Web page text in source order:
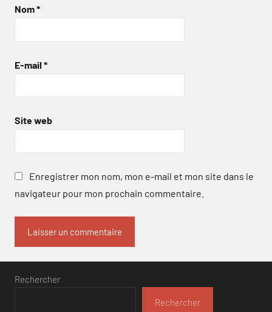
Nom*
E-mail *
Site web
Enregistrer mon nom, mon e-mail et mon site dans le
navigateur pour mon prochain commentaire.
Rechercher
Rechercher